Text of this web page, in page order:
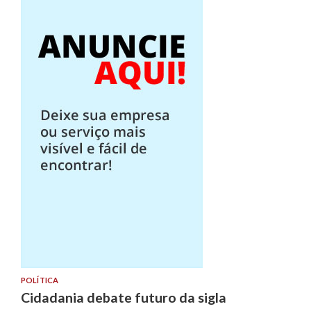
POLÍTICA
Cidadania debate futuro da sigla